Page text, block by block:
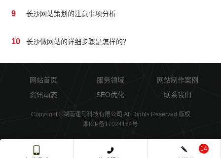
9 长沙网站策划的注意事项分析
10 长沙做网站的详细步骤是怎样的？
网站首页 服务领域
网站制作案例
资讯动态
SEO优化 联系我们
Copyright ©湖南速马科技有限公司 All Rights Reserved 版权
湘ICP备17024164号
14